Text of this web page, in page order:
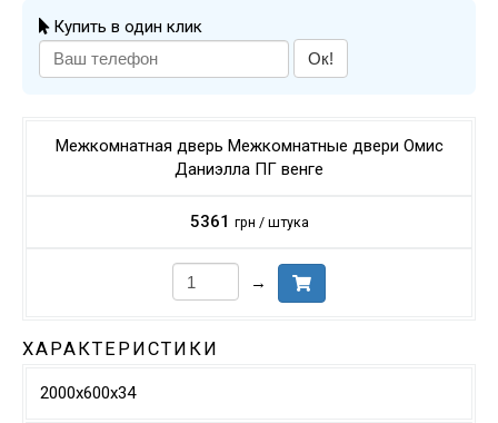
Купить в один клик
Ок!
Межкомнатная дверь Межкомнатные двери Омис
Даниэлла ПГ венге
5361 грн / штука
→
ХАРАКТЕРИСТИКИ
2000х600х34